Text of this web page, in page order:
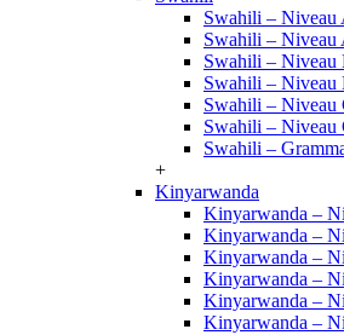
Swahili – Niveau
Swahili – Niveau
Swahili – Niveau
Swahili – Niveau
Swahili – Niveau
Swahili – Niveau
Swahili –
+
Kinyarwanda
Kinyarwanda –
Kinyarwanda –
Kinyarwanda –
Kinyarwanda –
Kinyarwanda –
Kinyarwanda –